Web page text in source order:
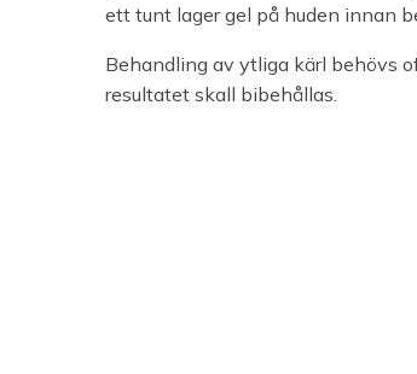
ett tunt lager gel på huden innan
Behandling av ytliga kärl behövs
resultatet skall bibehållas.